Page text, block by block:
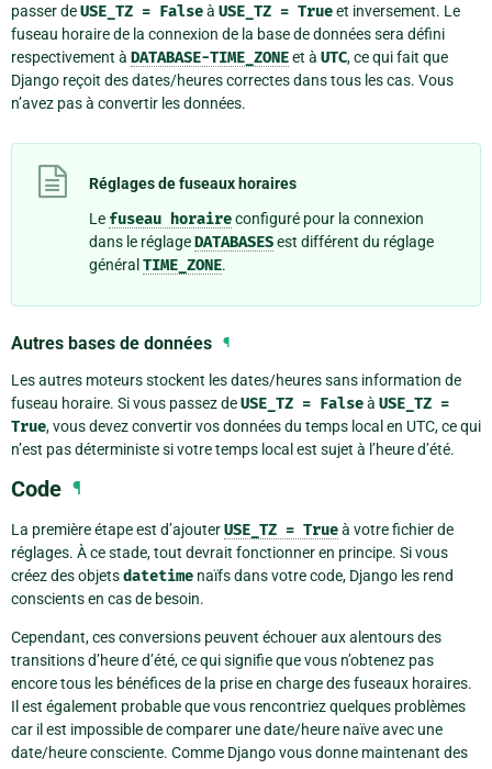
passer deUSE_TZ = Falseà USE_TZ = Trueet inversement. Le
fuseau horaire de la connexion de la base de données sera défini
respectivement à DATABASE-TIME_ZONEet à UTC, ce qui fait que
Django reçoit des dates/heures correctes dans tous les cas. Vous
n’avez pas à convertir les données.
Réglages de fuseaux horaires
Le fuseau horaireconfiguré pour la connexion
dans le réglageDATABASESest différent du réglage
général TIME_ZONE.
Autres bases de données ¶
Les autres moteurs stockent les dates/heures sans information de
fuseau horaire. Si vous passez deUSE_TZ = Falseà USE_TZ =
True, vous devez convertir vos données du temps local en UTC, ce qui
n’est pas déterministe si votre temps local est sujet à l’heure d’été.
Code ¶
La première étape est d’ajouterUSE_TZ = Trueà votre fichier de
réglages. À ce stade, tout devrait fonctionner en principe. Si vous
créez des objetsdatetime naïfs dans votre code, Django les rend
conscients en cas de besoin.
Cependant, ces conversions peuvent échouer aux alentours des
transitions d’heure d’été, ce qui signifie que vous n’obtenez pas
encore tous les bénéfices de la prise en charge des fuseaux horaires.
Il est également probable que vous rencontriez quelques problèmes
car il est impossible de comparer une date/heure naïve avec une
date/heure consciente. Comme Django vous donne maintenant des